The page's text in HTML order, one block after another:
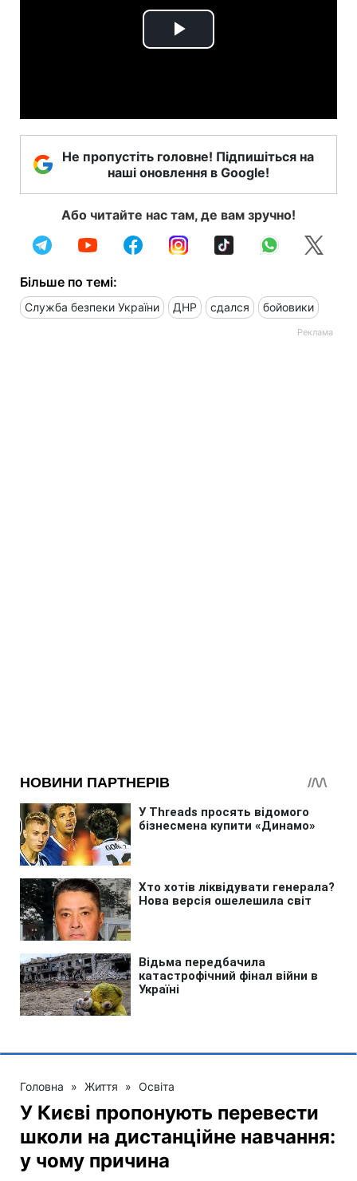
Play
Не пропустіть головне! Підпишіться на
наші оновлення в Google!
Або читайте нас там, де вам зручно!
Більше по темі:
Служба безпеки України ДНР сдался бойовики
Головна » Життя » Освіта
У Києві пропонують перевести
школи на дистанційне навчання:
у чому причина